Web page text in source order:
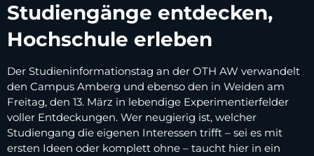
Studiengänge entdecken,
Hochschule erleben
Der Studieninformationstag an der OTH AW verwandelt
den Campus Amberg und ebenso den in Weiden am
Freitag, den 13. März in lebendige Experimentierfelder
voller Entdeckungen. Wer neugierig ist, welcher
Studiengang die eigenen Interessen trifft – sei es mit
ersten Ideen oder komplett ohne – taucht hier in ein